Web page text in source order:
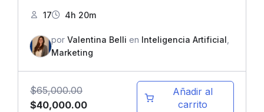
17 4h 20m
por Valentina Belli en Inteligencia Artificial
Marketing
$65,000.00
El
$40,000.00El
Añadir al
carrito